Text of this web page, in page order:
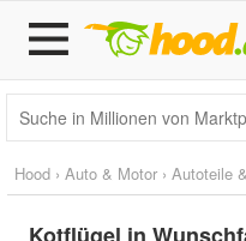
Hood › Auto & Motor › Autoteile